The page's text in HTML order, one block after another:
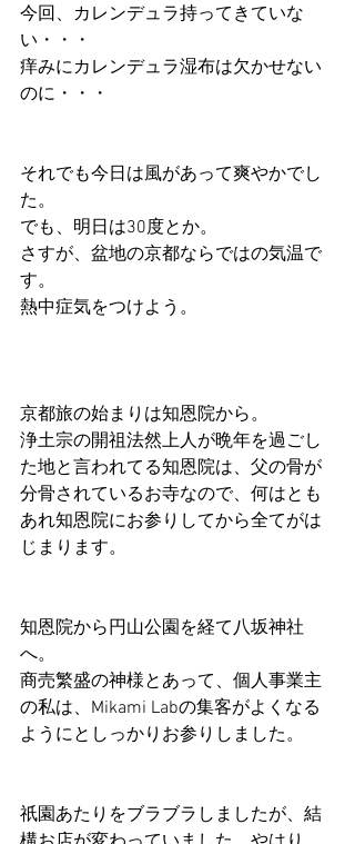
今回、カレンデュラ持ってきていな
い・・・
痒みにカレンデュラ湿布は欠かせない
のに・・・
それでも今日は風があって爽やかでし
た。
でも、明日は30度とか。
さすが、盆地の京都ならではの気温で
す。
熱中症気をつけよう。
京都旅の始まりは知恩院から。
浄土宗の開祖法然上人が晩年を過ごし
た地と言われてる知恩院は、父の骨が
分骨されているお寺なので、何はとも
あれ知恩院にお参りしてから全てがは
じまります。
知恩院から円山公園を経て八坂神社
へ。
商売繁盛の神様とあって、個人事業主
の私は、Mikami Labの集客がよくなる
ようにとしっかりお参りしました。
祇園あたりをブラブラしましたが、結